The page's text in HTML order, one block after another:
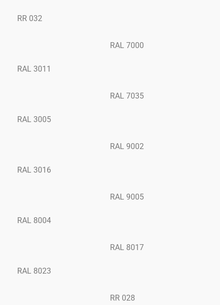
RR 032
RAL 3011
RAL 3005
RAL 3016
RAL 8004
RAL 8023
RAL 7000
RAL 7035
RAL 9002
RAL 9005
RAL 8017
RR 028